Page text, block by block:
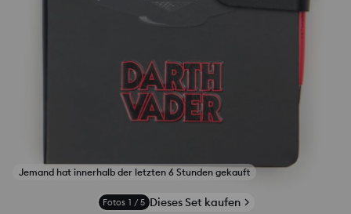
Jemand hat innerhalb der letzten 6 Stunden gekauft
Fotos 1 / 5 Dieses Set kaufen